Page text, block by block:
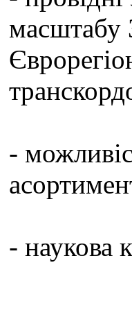
масштабу
-
- наукова